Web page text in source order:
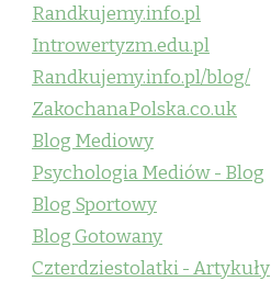
Randkujemy.info.pl
Introwertyzm.edu.pl
Randkujemy.info.pl/blog/
ZakochanaPolska.co.uk
Blog Mediowy
Psychologia Mediów - Blog
Blog Sportowy
Blog Gotowany
Czterdziestolatki - Artykuły